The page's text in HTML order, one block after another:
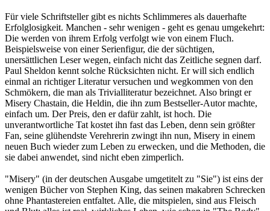
Für viele Schriftsteller gibt es nichts Schlimmeres als dauerhafte
Erfolglosigkeit. Manchen - sehr wenigen - geht es genau umgekehrt:
Die werden von ihrem Erfolg verfolgt wie von einem Fluch.
Beispielsweise von einer Serienfigur, die der süchtigen,
unersättlichen Leser wegen, einfach nicht das Zeitliche segnen darf.
Paul Sheldon kennt solche Rücksichten nicht. Er will sich endlich
einmal an richtiger Literatur versuchen und wegkommen von den
Schmökern, die man als Trivialliteratur bezeichnet. Also bringt er
Misery Chastain, die Heldin, die ihn zum Bestseller-Autor machte,
einfach um. Der Preis, den er dafür zahlt, ist hoch. Die
unverantwortliche Tat kostet ihn fast das Leben, denn sein größter
Fan, seine glühendste Verehrerin zwingt ihn nun, Misery in einem
neuen Buch wieder zum Leben zu erwecken, und die Methoden, die
sie dabei anwendet, sind nicht eben zimperlich.
"Misery" (in der deutschen Ausgabe umgetitelt zu "Sie") ist eins der
wenigen Bücher von Stephen King, das seinen makabren Schrecken
ohne Phantastereien entfaltet. Alle, die mitspielen, sind aus Fleisch